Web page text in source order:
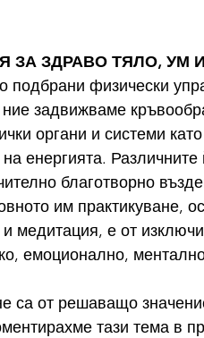
ЗА ЗДРАВО ТЯЛО, УМ
подбрани физически
ние задвижваме
органи и системи
енергията.
благотворно
им практикуване,
и медитация, е от
емоционално,
са от решаващо
тази тема в